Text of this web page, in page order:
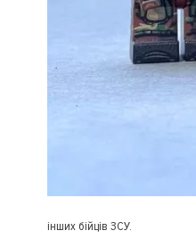
інших бійців ЗСУ.